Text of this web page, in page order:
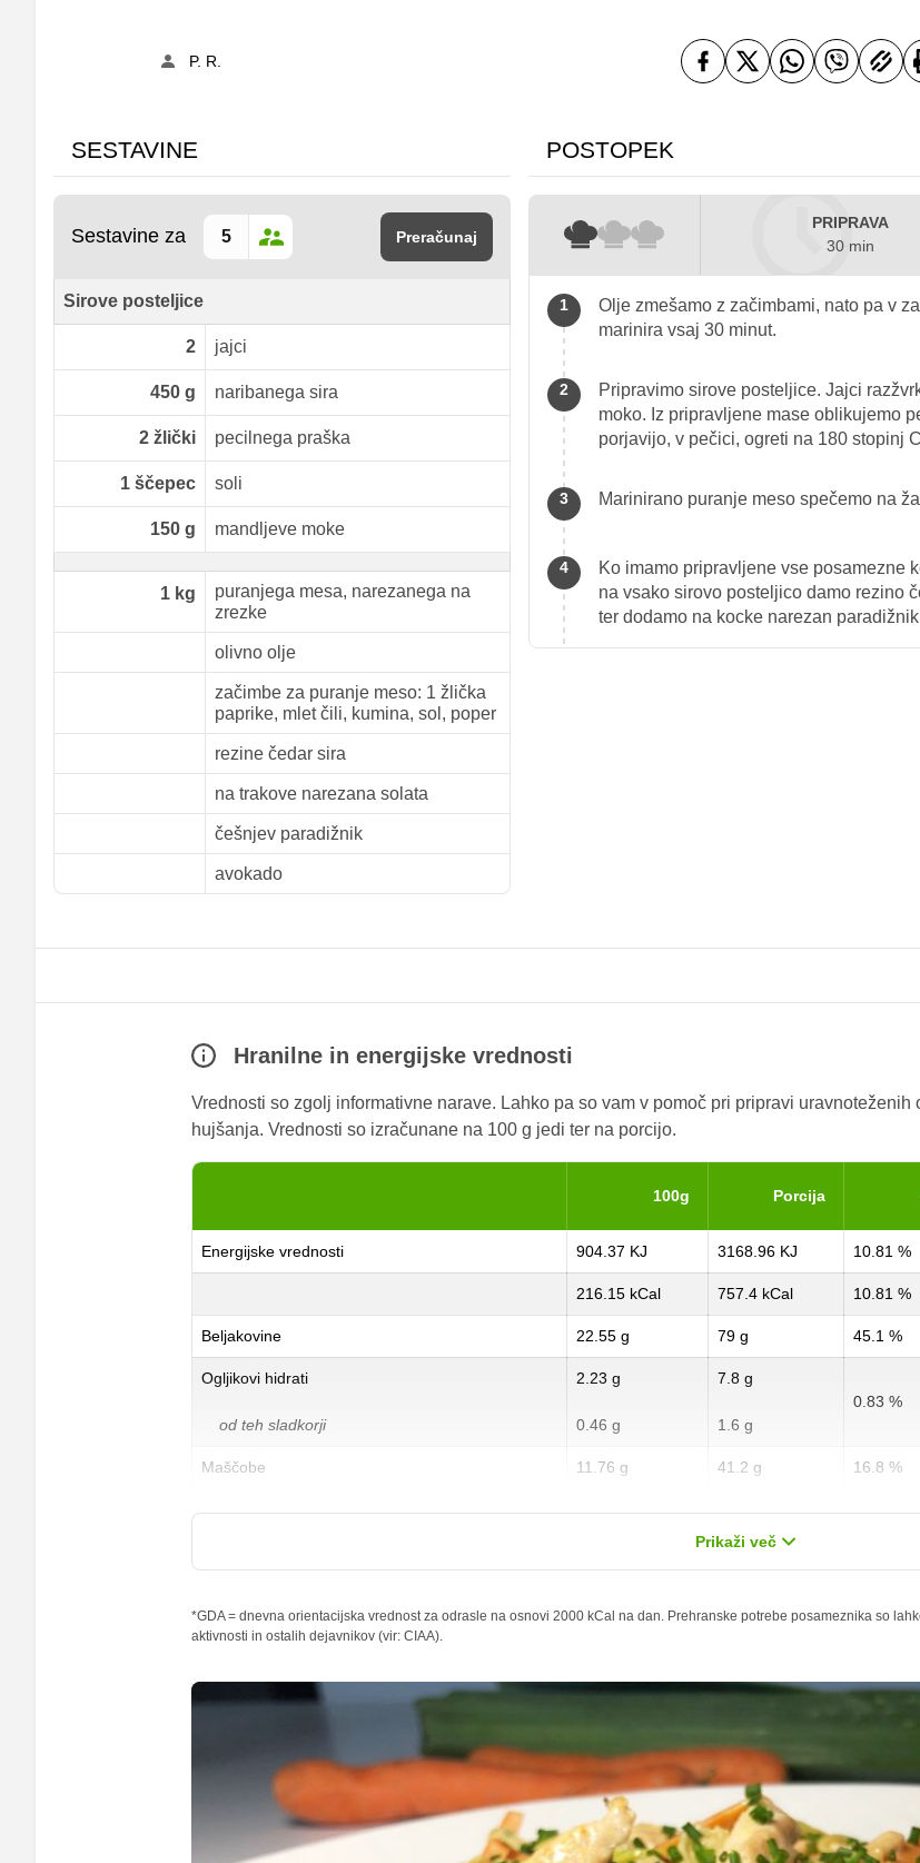
P. R.
SESTAVINE
Sestavine za Preračunaj
Sirove posteljice
2 jajci
450 g naribanega sira
2 žlički pecilnega praška
1 ščepec soli
150 g mandljeve moke
1 kg
puranjega mesa, narezanega na
zrezke
olivno olje
začimbe za puranje meso: 1 žlička
paprike, mlet čili, kumina, sol, poper
rezine čedar sira
na trakove narezana solata
češnjev paradižnik
avokado
POSTOPEK
PRIPRAVA
30 min
Olje zmešamo z začimbami, nato pa v
marinira vsaj 30 minut.
Pripravimo sirove posteljice. Jajci
moko. Iz pripravljene mase oblikujemo
porjavijo, v pečici, ogreti na 180 stopinj
Marinirano puranje meso spečemo na
Ko imamo pripravljene vse posamezne
na vsako sirovo posteljico damo rezino
ter dodamo na kocke narezan
Hranilne in energijske vrednosti
Vrednosti so zgolj informativne narave. Lahko pa so vam v pomoč pri pripravi
hujšanja. Vrednosti so izračunane na 100 g jedi ter na porcijo.
100g Porcija
Energijske vrednosti 904.37 KJ 3168.96 KJ 10.81 %
216.15 kCal 757.4 kCal 10.81 %
Beljakovine 22.55 g 79 g 45.1 %
Ogljikovi hidrati
od teh sladkorji
2.23 g
0.46 g
7.8 g
1.6 g
0.83 %
Maščobe
od teh nasičene maščobne kisline
11.76 g
4.79 g
41.2 g
16.8 g
16.8 %
23.95 %
Železo
Magnezij 47.66 mg 167 mg
245.21 mg 859.2 mg
351.66 mg 1232.2 mg
1.6 mg 5.6 mg
Prikaži več
*GDA = dnevna orientacijska vrednost za odrasle na osnovi 2000 kCal na dan. Prehranske potrebe posameznika so
aktivnosti in ostalih dejavnikov (vir: CIAA).